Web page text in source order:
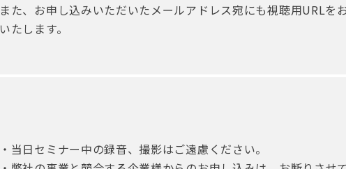
また、お申し込みいただいたメールアドレス宛にも視聴用URLを
いたします。
・当日セミナー中の録音、撮影はご遠慮ください。